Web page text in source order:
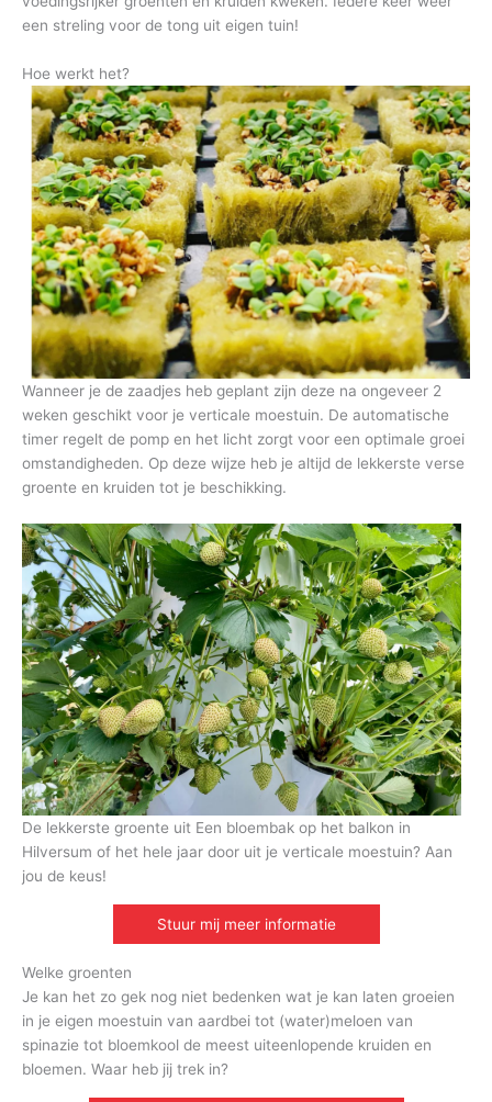
een streling voor de tong uit eigen tuin!
Hoe werkt het?
Wanneer je de zaadjes heb geplant zijn deze na ongeveer 2
weken geschikt voor je verticale moestuin. De automatische
timer regelt de pomp en het licht zorgt voor een optimale groei
omstandigheden. Op deze wijze heb je altijd de lekkerste verse
groente en kruiden tot je beschikking.
De lekkerste groente uit Een bloembak op het balkon in
Hilversum of het hele jaar door uit je verticale moestuin? Aan
jou de keus!
Stuur mij meer informatie
Welke groenten
Je kan het zo gek nog niet bedenken wat je kan laten groeien
in je eigen moestuin van aardbei tot (water)meloen van
spinazie tot bloemkool de meest uiteenlopende kruiden en
bloemen. Waar heb jij trek in?